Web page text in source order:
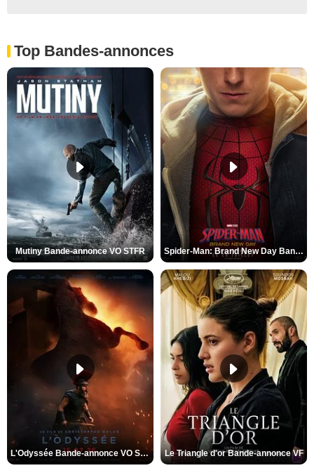
Top Bandes-annonces
Mutiny Bande-annonce VO STFR Spider-Man: Brand New Day Bande-annonce VO STFR
L'Odyssée Bande-annonce VO STFR Le Triangle d'or Bande-annonce VF